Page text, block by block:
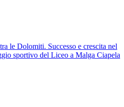
le Dolomiti. Successo e crescita nel
sportivo del Liceo a Malga Ciapela